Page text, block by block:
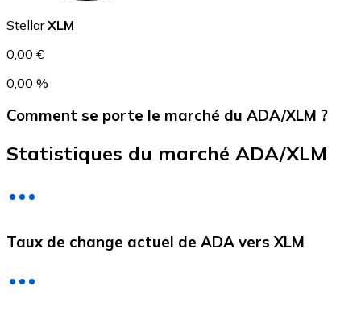
USDC
Stellar XLM
0,00 €
0,00 %
Comment se porte le marché du ADA/XLM ?
Statistiques du marché ADA/XLM
Taux de change actuel de ADA vers XLM